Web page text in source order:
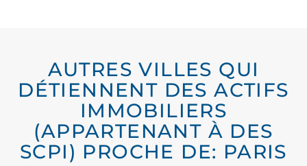
AUTRES VILLES QUI
DÉTIENNENT DES ACTIFS
IMMOBILIERS
(APPARTENANT À DES
SCPI) PROCHE DE: PARIS